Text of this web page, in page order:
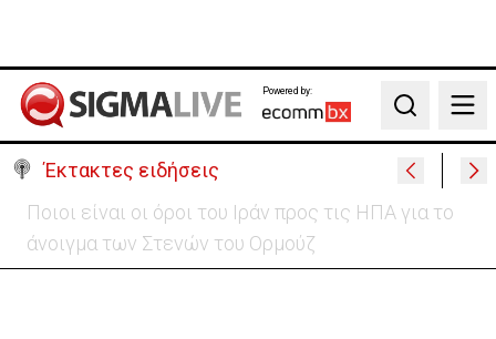
Powered by:
Search
Έκτακτες ειδήσεις
Υψηλές οι θερμοκρασίες με αυξημένη υγρασία
-«Στα παράλια είναι δύσκολα»